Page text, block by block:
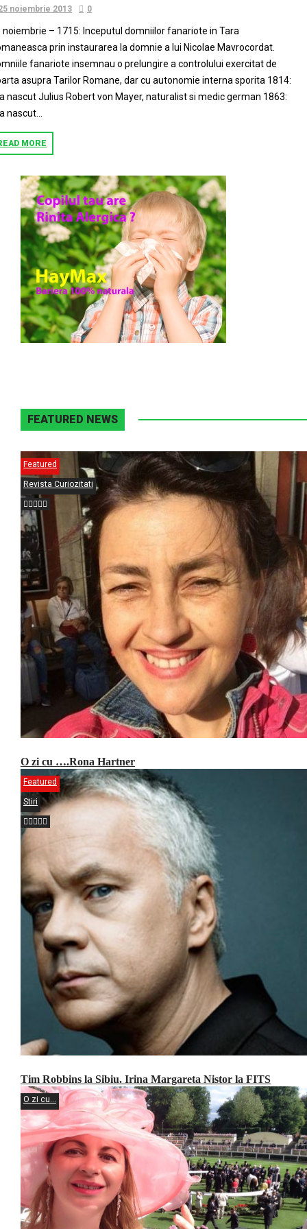
noiembrie 2013 0
noiembrie – 1715: Inceputul domniilor fanariote in Tara
prin instaurarea la domnie a lui Nicolae Mavrocordat.
fanariote insemnau o prelungire a controlului exercitat de
asupra Tarilor Romane, dar cu autonomie interna sporita 1814:
nascut Julius Robert von Mayer, naturalist si medic german 1863:
nascut...
MORE
FEATURED NEWS
Featured
Revista Curiozitati
O zi cu ….Rona Hartner
Featured
Stiri
Tim Robbins la Sibiu. Irina Margareta Nistor la FITS
O zi cu...